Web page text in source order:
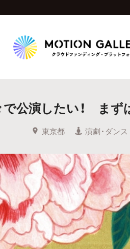
ェクト 新着プロジェクト
Feature
探す キュレーターから探す
Legendary
達成プロジェクト 調達額が大き
で公演したい！ ま
東京都 演劇・ダンス